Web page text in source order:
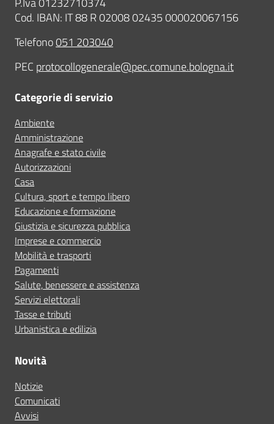
Cod. IBAN: IT 88 R 02008 02435 000020067156
Telefono051 203040
PEC protocollogenerale@pec.comune.bologna.it
Categorie di servizio
Ambiente
Amministrazione
Anagrafe e stato civile
Autorizzazioni
Casa
Cultura, sport e tempo libero
Educazione e formazione
Giustizia e sicurezza pubblica
Imprese e commercio
Mobilità e trasporti
Pagamenti
Salute, benessere e assistenza
Servizi elettorali
Tasse e tributi
Urbanistica e edilizia
Novità
Notizie
Comunicati
Avvisi